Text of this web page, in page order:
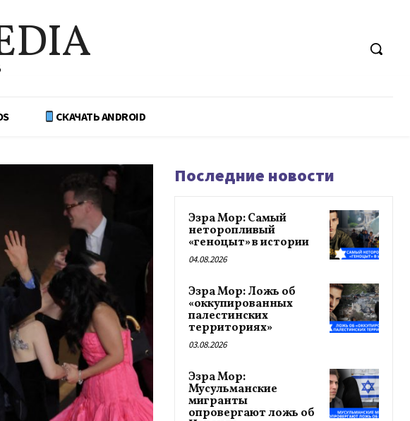
СКАЧАТЬ ANDROID
Последние новости
Эзра Мор: Самый
неторопливый
«геноцыт» в истории
04.08.2026
Эзра Мор: Ложь об
«оккупированных
палестинских
территориях»
03.08.2026
Эзра Мор:
Мусульманские
мигранты
опровергают ложь об